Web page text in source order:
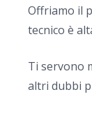
Offriamo il
tecnico è
Ti servono
altri dubbi